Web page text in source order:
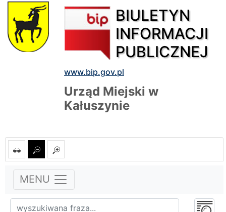
BIULETYN
INFORMACJI
PUBLICZNEJ
www.bip.gov.pl
Urząd Miejski w
Kałuszynie
MENU